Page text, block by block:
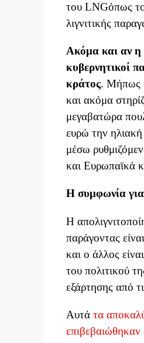
του LNGόπως
λιγνιτικής
Ακόμα και αν η
κυβερνητικοί
κράτος. Μήπως
και ακόμα
μεγαβατώρα
ευρώ την
μέσω
και Ευρωπαϊκά
Η συμφωνία για
Η
παράγοντας
και ο άλλος
του πολιτικού
εξάρτησης από
Αυτά τα